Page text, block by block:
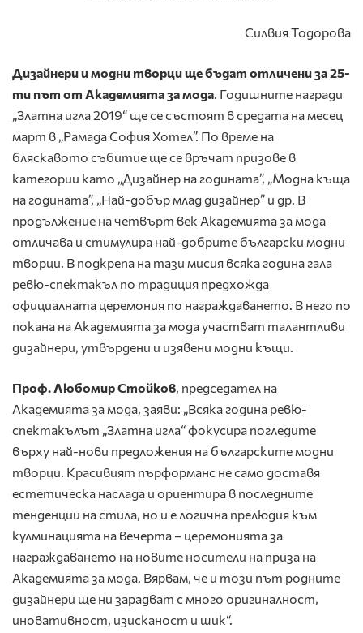
Силвия Тодорова
Дизайнери и модни творци ще бъдат отличени за 25-
ти път от Академията за мода . Годишните награди
„Златна игла 2019“ ще се състоят в средата на месец
март в „Рамада София Хотел”. По време на
бляскавото събитие ще се връчат призове в
категории като „Дизайнер на годината”, „Модна къща
на годината”, „Най-добър млад дизайнер” и др. В
продължение на четвърт век Академията за мода
отличава и стимулира най-добрите български модни
творци. В подкрепа на тази мисия всяка година гала
ревю-спектакъл по традиция предхожда
официалната церемония по награждаването. В него по
покана на Академията за мода участват талантливи
дизайнери, утвърдени и изявени модни къщи.
Проф. Любомир Стойков, председател на
Академията за мода, заяви: „Всяка година ревю-
спектакълът „Златна игла“ фокусира погледите
върху най-нови предложения на българските модни
творци. Красивият пърформанс не само доставя
естетическа наслада и ориентира в последните
тенденции на стила, но и е логична прелюдия към
кулминацията на вечерта – церемонията за
награждаването на новите носители на приза на
Академията за мода. Вярвам, че и този път родните
дизайнери ще ни зарадват с много оригиналност,
иновативност, изисканост и шик“.